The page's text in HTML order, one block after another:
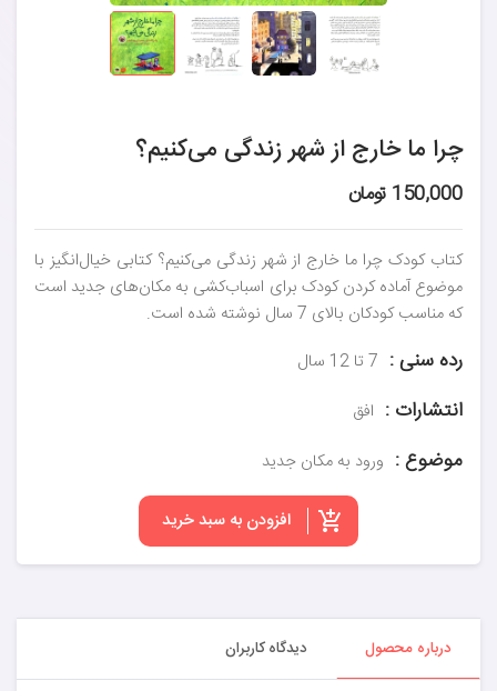
چرا ما خارج از شهر زندگی می‌کنیم؟
150,000 تومان
کتاب کودک چرا ما خارج از شهر زندگی می‌کنیم؟ کتابی خیال‌انگیز با
موضوع آماده کردن کودک برای اسباب‌کشی به مکان‌های جدید است
که مناسب کودکان بالای 7 سال نوشته شده است.
رده سنی : 7 تا 12 سال
انتشارات : افق
موضوع : ورود به مکان جدید
افزودن به سبد خرید
درباره محصول دیدگاه کاربران